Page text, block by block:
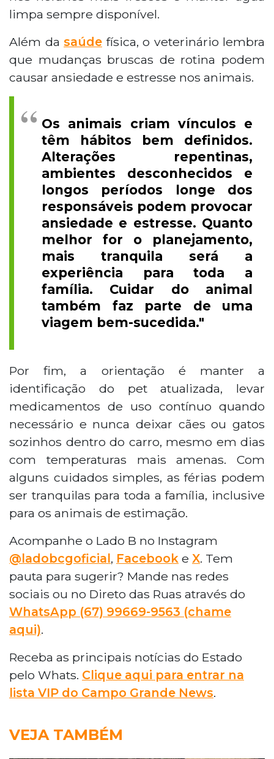
limpa sempre disponível.
Além da saúde física, o veterinário lembra
que mudanças bruscas de rotina podem
causar ansiedade e estresse nos animais.
Os animais criam vínculos e
têm hábitos bem definidos.
Alterações repentinas,
ambientes desconhecidos e
longos períodos longe dos
responsáveis podem provocar
ansiedade e estresse. Quanto
melhor for o planejamento,
mais tranquila será a
experiência para toda a
família. Cuidar do animal
também faz parte de uma
viagem bem-sucedida."
Por fim, a orientação é manter a
identificação do pet atualizada, levar
medicamentos de uso contínuo quando
necessário e nunca deixar cães ou gatos
sozinhos dentro do carro, mesmo em dias
com temperaturas mais amenas. Com
alguns cuidados simples, as férias podem
ser tranquilas para toda a família, inclusive
para os animais de estimação.
Acompanhe o Lado B no Instagram
@ladobcgoficial, Facebook e X. Tem
pauta para sugerir? Mande nas redes
sociais ou no Direto das Ruas através do
WhatsApp (67) 99669-9563 (chame
aqui).
Receba as principais notícias do Estado
pelo Whats. Clique aqui para entrar na
lista VIP do Campo Grande News.
VEJA TAMBÉM